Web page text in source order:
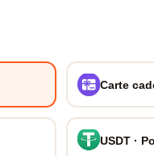
Carte
USDT ·